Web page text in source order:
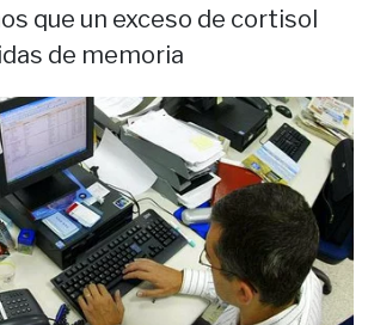
que un exceso de cortisol
de memoria